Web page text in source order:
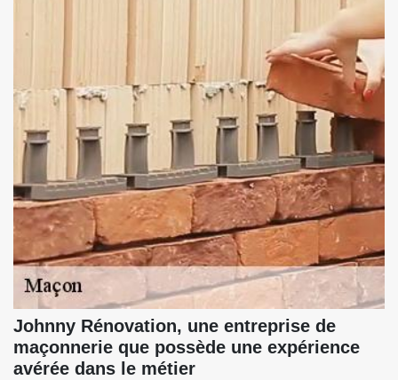
Johnny Rénovation, une entreprise de
maçonnerie que possède une expérience
avérée dans le métier